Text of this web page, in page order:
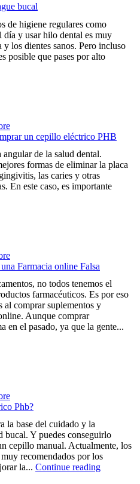
bucal
de higiene regulares como
día y usar hilo dental es muy
los dientes sanos. Pero incluso
posible que pases por alto
un cepillo eléctrico PHB
de la salud dental.
formas de eliminar la placa
las caries y otras
En este caso, es importante
Farmacia online Falsa
no todos tenemos el
farmacéuticos. Es por eso
al comprar suplementos y
Aunque comprar
en el pasado, ya que la gente...
Phb?
la base del cuidado y la
bucal. Y puedes conseguirlo
cepillo manual. Actualmente, los
recomendados por los
la... Continue reading